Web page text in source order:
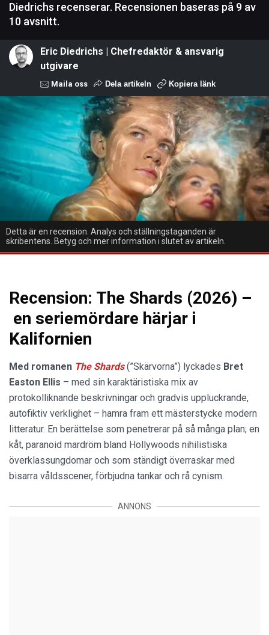
Diedrichs recenserar. Recensionen baseras på 9 av
10 avsnitt.
Eric Diedrichs | Chefredaktör & ansvarig
utgivare
Maila oss Dela artikeln Kopiera länk
Detta är en recension. Analys och ställningstaganden är
skribentens. Betyg och mer information i slutet av artikeln.
Recension: The Shards (2026) –
en seriemördare härjar i
Kalifornien
Med romanen The Shards(”Skärvorna”) lyckades Bret
Easton Ellis – med sin karaktäristiska mix av
protokolliknande beskrivningar och gradvis uppluckrande,
autofiktiv verklighet – hamra fram ett mästerstycke modern
litteratur. En berättelse som penetrerar på så många plan; en
kåt, paranoid mardröm bland Hollywoods nihilistiska
överklassungdomar och som ständigt överraskar med
bisarra våldsscener, förbjudna tankar och rå cynism.
ANNONS